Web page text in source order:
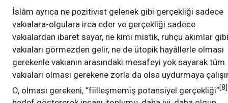
İslâm ayrıca ne pozitivist gelenek gibi gerçekliği sadece
vakıalara-olgulara irca eder ve gerçekliği sadece
vakıalardan ibaret sayar, ne kimi mistik, ruhçu akımlar gibi
vakıaları görmezden gelir, ne de ütopik hayâllerle olması
gerekenle vakıanın arasındaki mesafeyi yok sayarak tüm
vakıaları olması gerekene zorla da olsa uydurmaya
O, olması gerekeni, “fiilleşmemiş potansiyel gerçekliği”[8]